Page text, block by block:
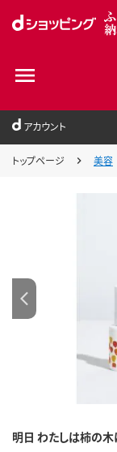
アカウント
トップページ 美容
明日 わたしは柿の木